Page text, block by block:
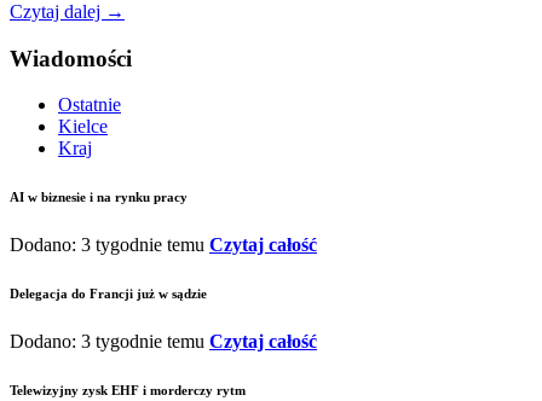
Czytaj dalej →
Wiadomości
Ostatnie
Kielce
Kraj
AI w biznesie i na rynku pracy
Dodano: 3 tygodnie temu Czytaj całość
Delegacja do Francji już w sądzie
Dodano: 3 tygodnie temu Czytaj całość
Telewizyjny zysk EHF i morderczy rytm